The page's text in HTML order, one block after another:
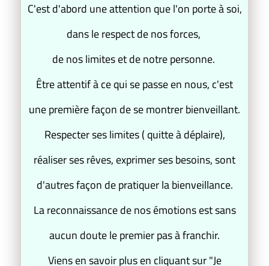
C'est d'abord une attention que l'on porte à soi,
dans le respect de nos forces,
de nos limites et de notre personne.
Être attentif à ce qui se passe en nous, c'est
une première façon de se montrer bienveillant.
Respecter ses limites ( quitte à déplaire),
réaliser ses rêves, exprimer ses besoins, sont
d'autres façon de pratiquer la bienveillance.
La reconnaissance de nos émotions est sans
aucun doute le premier pas à franchir.
Viens en savoir plus en cliquant sur "Je